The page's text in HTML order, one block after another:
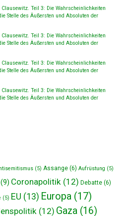
Teil 3: Die Wahrscheinlichkeiten
Stelle des Äußersten und Absoluten der
Teil 3: Die Wahrscheinlichkeiten
Stelle des Äußersten und Absoluten der
Teil 3: Die Wahrscheinlichkeiten
Stelle des Äußersten und Absoluten der
Teil 3: Die Wahrscheinlichkeiten
Stelle des Äußersten und Absoluten der
(5) Assange (6) Aufrüstung (5)
(9) Coronapolitik (12) Debatte (6)
(5) EU (13) Europa (17)
(12) Gaza (16)